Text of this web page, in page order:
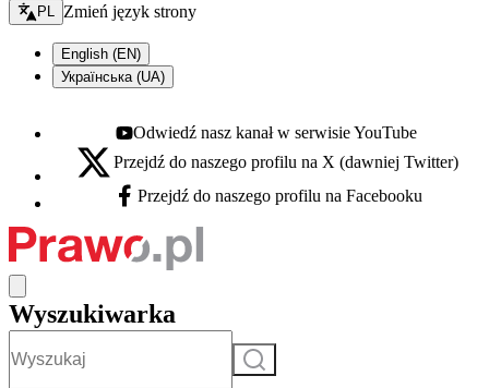
Zmień język - bieżący:
PL Zmień język strony
English (EN)
Українська (UA)
Youtube - otwiera się w nowej karcie
Odwiedź nasz kanał w serwisie YouTube
X - otwiera się w nowej karcie
Przejdź do naszego profilu na X (dawniej Twitter)
Facebook - otwiera się w nowej karcie
Przejdź do naszego profilu na Facebooku
Wyszukiwarka
Szukaj